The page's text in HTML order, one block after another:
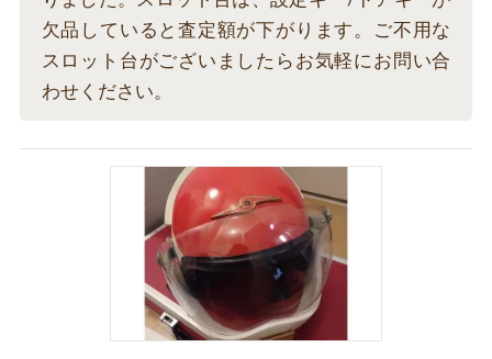
欠品していると査定額が下がります。ご不用な
スロット台がございましたらお気軽にお問い合
わせください。